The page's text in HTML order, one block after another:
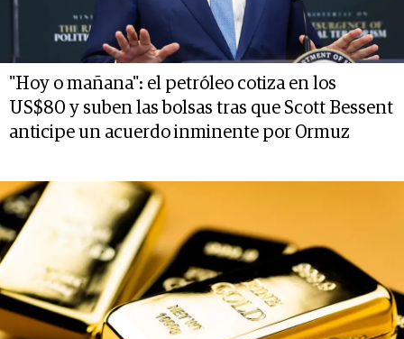
"Hoy o mañana": el petróleo cotiza en los
US$80 y suben las bolsas tras que Scott Bessent
anticipe un acuerdo inminente por Ormuz